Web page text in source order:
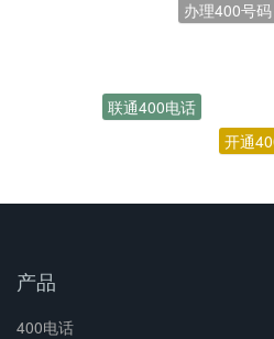
联通400电话
产品
400电话